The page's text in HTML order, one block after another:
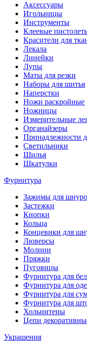
Аксессуары
Игольницы
Инструменты
Клеевые
Красители для
Лекала
Линейки
Лупы
Маты для резки
Наборы для шитья
Наперстки
Ножи раскройные
Ножницы
Измерительные
Органайзеры
Принадлежности
Светильники
Шилья
Шкатулки
Фурнитура
Зажимы для
Застежки
Кнопки
Кольца
Концевики для
Люверсы
Молнии
Пряжки
Пуговицы
Фурнитура для
Фурнитура для
Фурнитура для
Фурнитура для
Хольнитены
Цепи
Украшения